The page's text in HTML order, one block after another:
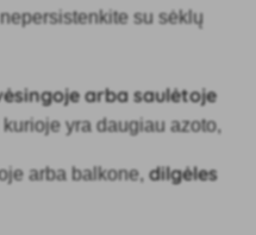
su sėklų
arba saulėtoje
yra daugiau azoto,
arba balkone,dilgėles